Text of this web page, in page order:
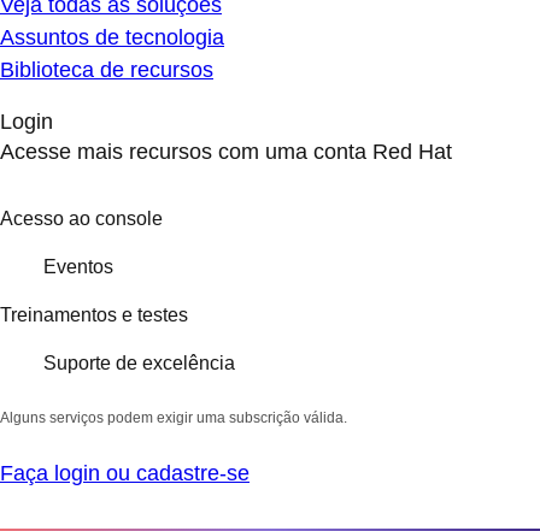
Veja todas as soluções
Assuntos de tecnologia
Biblioteca de recursos
Login
Acesse mais recursos com uma conta Red Hat
Acesso ao console
Eventos
Treinamentos e testes
Suporte de excelência
Alguns serviços podem exigir uma subscrição válida.
Faça login ou cadastre-se